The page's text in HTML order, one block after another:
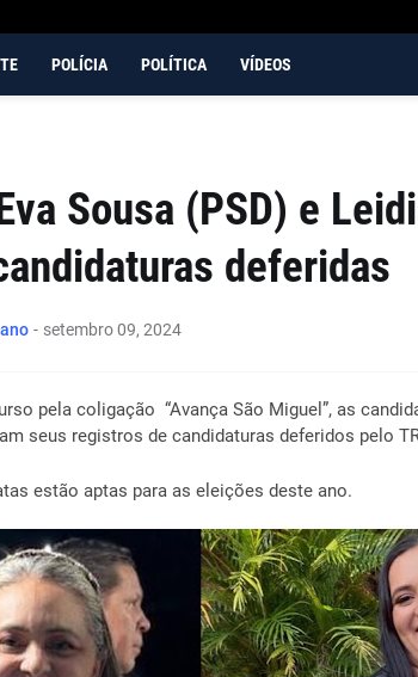
POLÍCIA POLÍTICA VÍDEOS
Sousa (PSD) e
deferidas
- setembro 09, 2024
pela coligação “Avança São Miguel”, as
seus registros de candidaturas deferidos pelo
estão aptas para as eleições deste ano.